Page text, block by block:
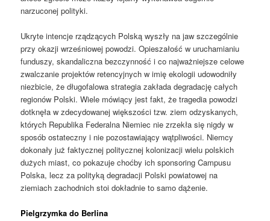
narzuconej polityki.
Ukryte intencje rządzących Polską wyszły na jaw szczególnie
przy okazji wrześniowej powodzi. Opieszałość w uruchamianiu
funduszy, skandaliczna bezczynność i co najważniejsze celowe
zwalczanie projektów retencyjnych w imię ekologii udowodniły
niezbicie, że długofalowa strategia zakłada degradację całych
regionów Polski. Wiele mówiący jest fakt, że tragedia powodzi
dotknęła w zdecydowanej większości tzw. ziem odzyskanych,
których Republika Federalna Niemiec nie zrzekła się nigdy w
sposób ostateczny i nie pozostawiający wątpliwości. Niemcy
dokonały już faktycznej politycznej kolonizacji wielu polskich
dużych miast, co pokazuje choćby ich sponsoring Campusu
Polska, lecz za polityką degradacji Polski powiatowej na
ziemiach zachodnich stoi dokładnie to samo dążenie.
Pielgrzymka do Berlina